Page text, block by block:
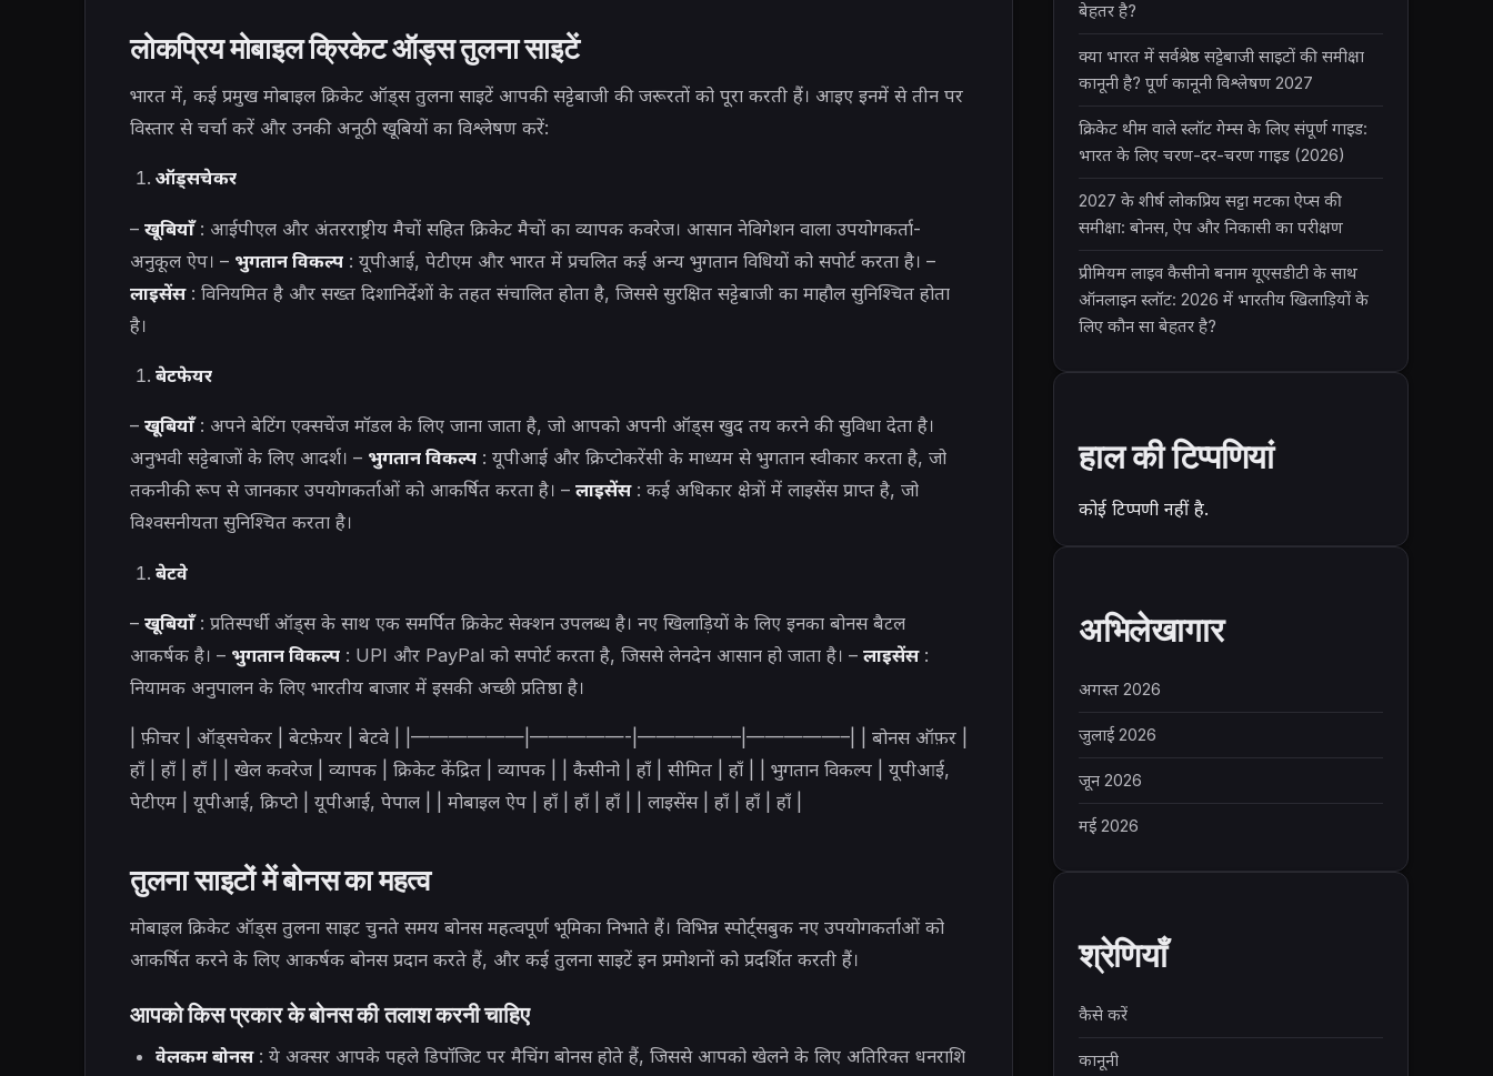
लोकप्रिय मोबाइल क्रिकेट ऑड्स तुलना साइटें
भारत में, कई प्रमुख मोबाइल क्रिकेट ऑड्स तुलना साइटें आपकी सट्टेबाजी की जरूरतों को पूरा करती हैं। आइए इनमें से तीन पर
विस्तार से चर्चा करें और उनकी अनूठी खूबियों का विश्लेषण करें:
ऑड्सचेकर
– खूबियाँ: आईपीएल और अंतरराष्ट्रीय मैचों सहित क्रिकेट मैचों का व्यापक कवरेज। आसान नेविगेशन वाला उपयोगकर्ता-
अनुकूल ऐप। – भुगतान विकल्प : यूपीआई, पेटीएम और भारत में प्रचलित कई अन्य भुगतान विधियों को सपोर्ट करता है। –
लाइसेंस: विनियमित है और सख्त दिशानिर्देशों के तहत संचालित होता है, जिससे सुरक्षित सट्टेबाजी का माहौल सुनिश्चित होता
है।
बेटफेयर
– खूबियाँ: अपने बेटिंग एक्सचेंज मॉडल के लिए जाना जाता है, जो आपको अपनी ऑड्स खुद तय करने की सुविधा देता है।
अनुभवी सट्टेबाजों के लिए आदर्श। – भुगतान विकल्प : यूपीआई और क्रिप्टोकरेंसी के माध्यम से भुगतान स्वीकार करता है, जो
तकनीकी रूप से जानकार उपयोगकर्ताओं को आकर्षित करता है। – लाइसेंस: कई अधिकार क्षेत्रों में लाइसेंस प्राप्त है, जो
विश्वसनीयता सुनिश्चित करता है।
बेटवे
– खूबियाँ: प्रतिस्पर्धी ऑड्स के साथ एक समर्पित क्रिकेट सेक्शन उपलब्ध है। नए खिलाड़ियों के लिए इनका बोनस बैटल
आकर्षक है। – भुगतान विकल्प : UPI और PayPal को सपोर्ट करता है, जिससे लेनदेन आसान हो जाता है। – लाइसेंस:
नियामक अनुपालन के लिए भारतीय बाजार में इसकी अच्छी प्रतिष्ठा है।
| फ़ीचर | ऑड्सचेकर | बेटफ़ेयर | बेटवे | |——————|—————-|—————–|—————–| | बोनस ऑफ़र |
हाँ | हाँ | हाँ | | खेल कवरेज | व्यापक | क्रिकेट केंद्रित | व्यापक | | कैसीनो | हाँ | सीमित | हाँ | | भुगतान विकल्प | यूपीआई,
पेटीएम | यूपीआई, क्रिप्टो | यूपीआई, पेपाल | | मोबाइल ऐप | हाँ | हाँ | हाँ | | लाइसेंस | हाँ | हाँ | हाँ |
तुलना साइटों में बोनस का महत्व
मोबाइल क्रिकेट ऑड्स तुलना साइट चुनते समय बोनस महत्वपूर्ण भूमिका निभाते हैं। विभिन्न स्पोर्ट्सबुक नए उपयोगकर्ताओं को
आकर्षित करने के लिए आकर्षक बोनस प्रदान करते हैं, और कई तुलना साइटें इन प्रमोशनों को प्रदर्शित करती हैं।
आपको किस प्रकार के बोनस की तलाश करनी चाहिए
वेलकम बोनस: ये अक्सर आपके पहले डिपॉजिट पर मैचिंग बोनस होते हैं, जिससे आपको खेलने के लिए अतिरिक्त धनराशि
बेहतर है?
क्या भारत में सर्वश्रेष्ठ सट्टेबाजी साइटों की समीक्षा
कानूनी है? पूर्ण कानूनी विश्लेषण 2027
क्रिकेट थीम वाले स्लॉट गेम्स के लिए संपूर्ण गाइड:
भारत के लिए चरण-दर-चरण गाइड (2026)
2027 के शीर्ष लोकप्रिय सट्टा मटका ऐप्स की
समीक्षा: बोनस, ऐप और निकासी का परीक्षण
प्रीमियम लाइव कैसीनो बनाम यूएसडीटी के साथ
ऑनलाइन स्लॉट: 2026 में भारतीय खिलाड़ियों के
लिए कौन सा बेहतर है?
हाल की टिप्पणियां
कोई टिप्पणी नहीं है.
अभिलेखागार
अगस्त 2026
जुलाई 2026
जून 2026
मई 2026
श्रेणियाँ
कैसे करें
कानूनी